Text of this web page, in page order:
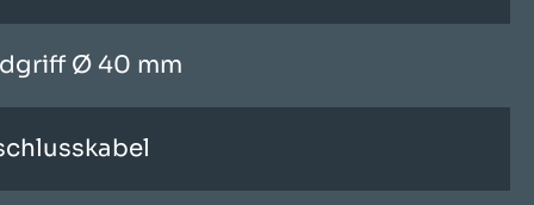
Ø 40 mm